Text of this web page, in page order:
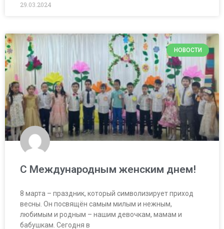
29.03.2024
НОВОСТИ
С Международным женским днем!
8 марта – праздник, который символизирует приход
весны. Он посвящён самым милым и нежным,
любимым и родным – нашим девочкам, мамам и
бабушкам. Сегодня в